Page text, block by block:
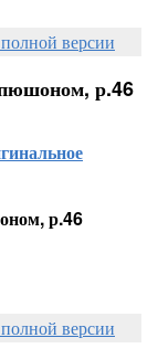
версии
р.46
р.46
версии